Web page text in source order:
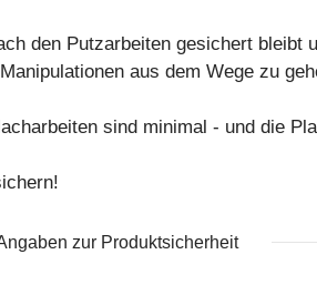
den Putzarbeiten gesichert bleibt
aus dem Wege zu
sind minimal - und die
zur Produktsicherheit